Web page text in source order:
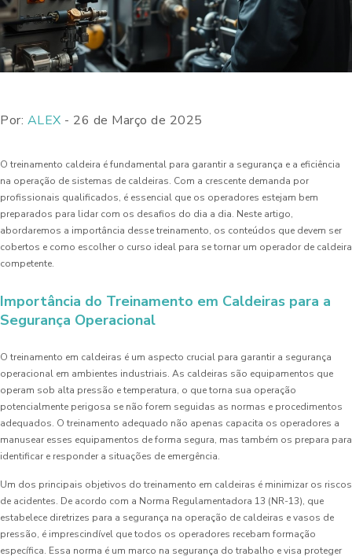
Por: ALEX - 26 de Março de 2025
O treinamento caldeira é fundamental para garantir a segurança e a eficiência
na operação de sistemas de caldeiras. Com a crescente demanda por
profissionais qualificados, é essencial que os operadores estejam bem
preparados para lidar com os desafios do dia a dia. Neste artigo,
abordaremos a importância desse treinamento, os conteúdos que devem ser
cobertos e como escolher o curso ideal para se tornar um operador de caldeira
competente.
Importância do Treinamento em Caldeiras para a
Segurança Operacional
O treinamento em caldeiras é um aspecto crucial para garantir a segurança
operacional em ambientes industriais. As caldeiras são equipamentos que
operam sob alta pressão e temperatura, o que torna sua operação
potencialmente perigosa se não forem seguidas as normas e procedimentos
adequados. O treinamento adequado não apenas capacita os operadores a
manusear esses equipamentos de forma segura, mas também os prepara para
identificar e responder a situações de emergência.
Um dos principais objetivos do treinamento em caldeiras é minimizar os riscos
de acidentes. De acordo com a Norma Regulamentadora 13 (NR-13), que
estabelece diretrizes para a segurança na operação de caldeiras e vasos de
pressão, é imprescindível que todos os operadores recebam formação
específica. Essa norma é um marco na segurança do trabalho e visa proteger